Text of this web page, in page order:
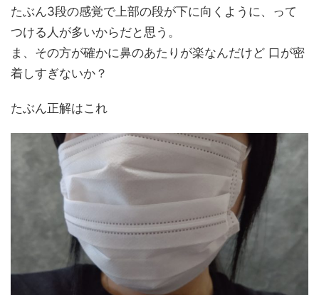
たぶん3段の感覚で上部の段が下に向くように、って
つける人が多いからだと思う。
ま、その方が確かに鼻のあたりが楽なんだけど 口が密
着しすぎないか？
たぶん正解はこれ